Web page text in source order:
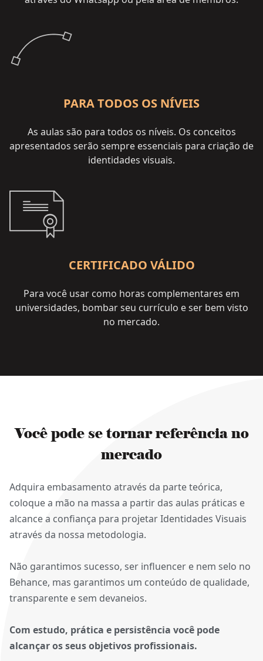
PARA TODOS OS NÍVEIS
As aulas são para todos os níveis. Os conceitos
apresentados serão sempre essenciais para criação de
identidades visuais.
CERTIFICADO VÁLIDO
Para você usar como horas complementares em
universidades, bombar seu currículo e ser bem visto
no mercado.
Você pode se tornar referência no
mercado
Adquira embasamento através da parte teórica,
coloque a mão na massa a partir das aulas práticas e
alcance a confiança para projetar Identidades Visuais
através da nossa metodologia.
Não garantimos sucesso, ser influencer e nem selo no
Behance, mas garantimos um conteúdo de qualidade,
transparente e sem devaneios.
Com estudo, prática e persistência você pode
alcançar os seus objetivos profissionais.